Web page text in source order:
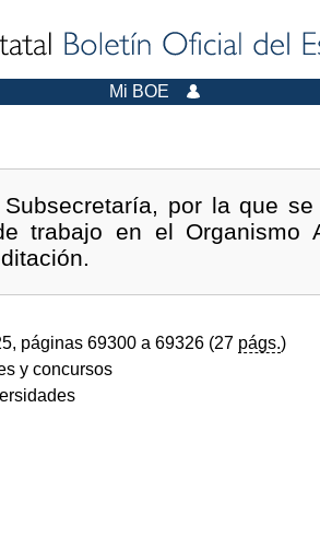
Mi BOE
por la que se
trabajo en el Organismo
páginas 69300 a 69326 (27 págs.)
y concursos